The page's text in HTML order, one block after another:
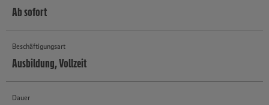
Ab sofort
Beschäftigungsart
Ausbildung, Vollzeit
Dauer